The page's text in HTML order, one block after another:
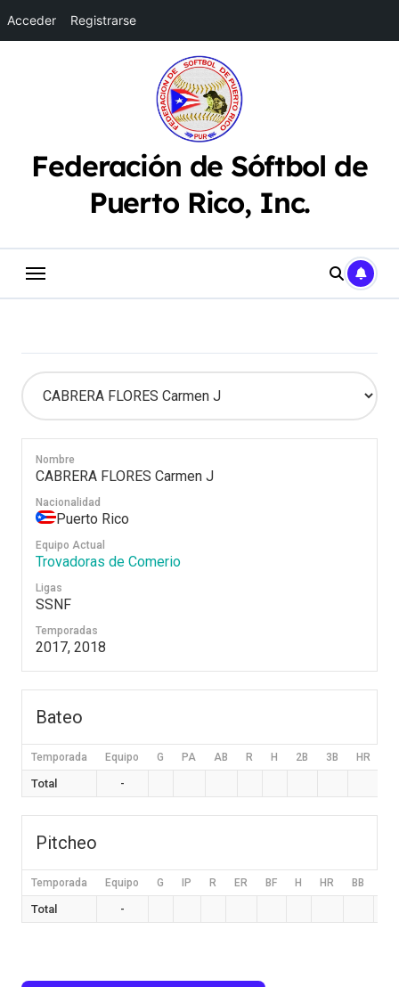
Acceder Registrarse
Federación de Sóftbol de
Puerto Rico, Inc.
Nombre
CABRERA FLORES Carmen J
Nacionalidad
Puerto Rico
Equipo Actual
Trovadoras de Comerio
Ligas
SSNF
Temporadas
2017, 2018
Bateo
Temporada Equipo G PA AB R H 2B 3B HR
Total -
Pitcheo
Temporada Equipo G IP R ER BF H HR BB
Total -